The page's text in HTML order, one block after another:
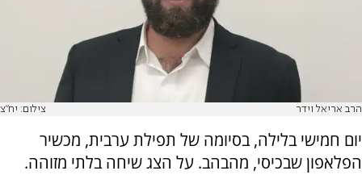
הרב אריאל וידר צילום: יח"צ
יום חמישי בלילה, בסיומה של תפילת ערבית, מכשיר
הפלאפון שבכיסי, מהבהב. על הצג שיחה בלתי מזוהה.